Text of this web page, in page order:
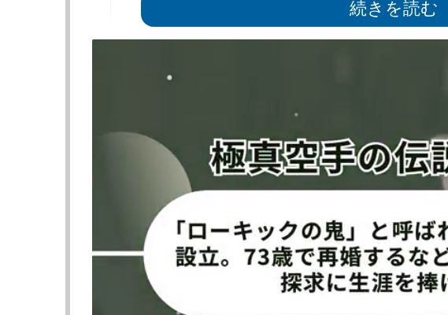
米倉みゆ、シュートボクシングで
のラウンドガール姿
目一杯天井に手を伸ばす米倉
（@0630_miyu_より）